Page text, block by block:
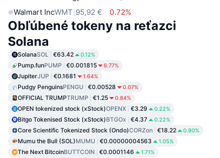
Walmart IncWMT 95,92 € 0.72%
Obľúbené tokeny na reťazci
Solana
SolanaSOL €63.42 0.12%
Pump.funPUMP €0.001815 6.77%
JupiterJUP €0.1681 1.64%
Pudgy PenguinsPENGU €0.00528 0.07%
OFFICIAL TRUMPTRUMP €1.25 0.84%
OPEN tokenized stock (xStock)OPENX €3.29 0.22%
Bitgo Tokenised Stock (xStock)BTGOx €4.37 0.22%
Core Scientific Tokenized Stock (Ondo)CORZon €18.22 0.90%
Mumu the Bull (SOL)MUMU €0.00000004563 1.05%
The Next BitcoinBUTTCOIN €0.0001146 1.71%